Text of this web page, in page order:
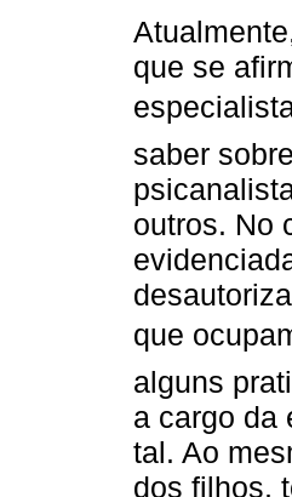
que se
saber
outros. No
que
alguns
a cargo da
tal. Ao
dos filhos,